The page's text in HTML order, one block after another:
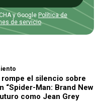
y Google Política de
de servicio.
rompe el silencio sobre
“Spider-Man: Brand New
como Jean Grey